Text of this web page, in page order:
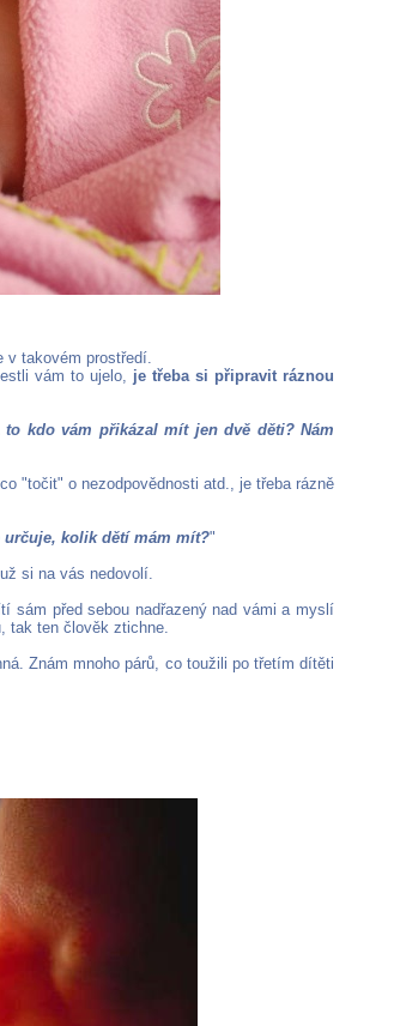
v takovém prostředí.
vám to ujelo, je třeba si připravit ráznou
to kdo vám přikázal mít jen dvě děti? Nám
"točit" o nezodpovědnosti atd., je třeba rázně
kolik dětí mám mít?"
si na vás nedovolí.
sám před sebou nadřazený nad vámi a myslí
tak ten člověk ztichne.
Znám mnoho párů, co toužili po třetím dítěti